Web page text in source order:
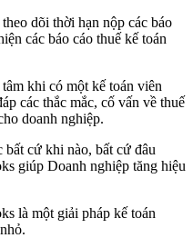
dõi thời hạn nộp các báo
các báo cáo thuế kế toán
khi có một kế toán viên
các thắc mắc, cố vấn về thuế
doanh nghiệp.
giúp Doanh nghiệp tăng hiệu
là một giải pháp kế toán